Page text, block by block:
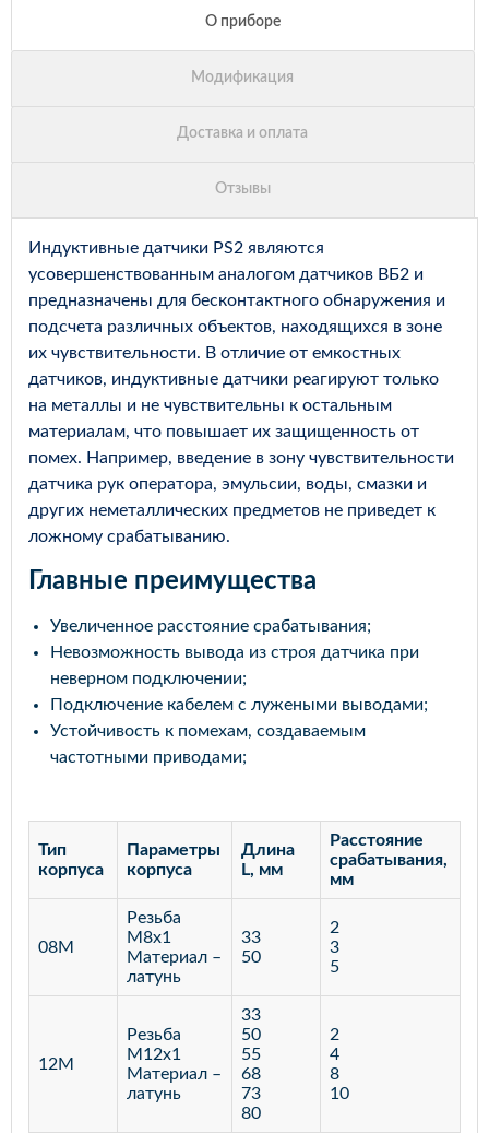
Индуктивные датчики PS2 являются
усовершенствованным аналогом датчиков ВБ2 и
предназначены для бесконтактного обнаружения и
подсчета различных объектов, находящихся в зоне
их чувствительности. В отличие от емкостных
датчиков, индуктивные датчики реагируют только
на металлы и не чувствительны к остальным
материалам, что повышает их защищенность от
помех. Например, введение в зону чувствительности
датчика рук оператора, эмульсии, воды, смазки и
других неметаллических предметов не приведет к
ложному срабатыванию.
Главные преимущества
Увеличенное расстояние срабатывания;
Невозможность вывода из строя датчика при
неверном подключении;
Подключение кабелем с лужеными выводами;
Устойчивость к помехам, создаваемым
частотными приводами;
Тип
корпуса
Параметры
корпуса
Длина
L, мм
Расстояние
срабатывания,
мм
08M
Резьба
М8х1
Материал –
латунь
33
50
2
3
5
12M
Резьба
М12х1
Материал –
латунь
33
50
55
68
73
80
2
4
8
10